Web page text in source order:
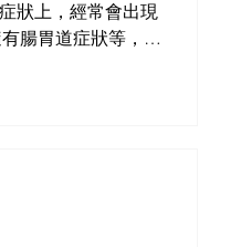
狀上，經常會出現
腸胃道症狀等，而